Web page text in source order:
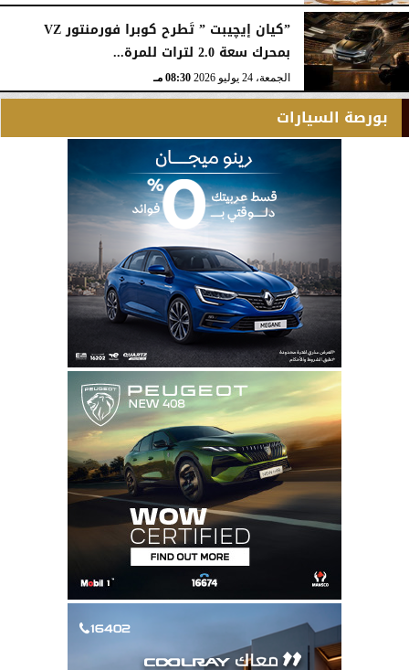
”كيان إيچيبت ” تَطرح كوبرا فورمنتور VZ
بمحرك سعة 2.0 لترات للمرة...
الجمعة، 24 يوليو 2026 08:30 مـ
بورصة السيارات